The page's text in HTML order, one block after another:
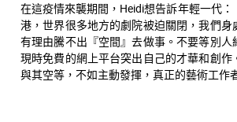
在這疫情來襲期間，Heidi想告訴年輕一代
港，世界很多地方的劇院被迫關閉，我們身
有理由騰不出『空間』去做事。不要等別人
現時免費的網上平台突出自己的才華和創作
與其空等，不如主動發揮，真正的藝術工作